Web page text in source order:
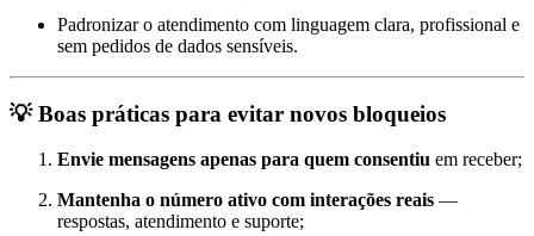
Padronizar o atendimento com linguagem clara, profissional e
sem pedidos de dados sensíveis.
💡Boas práticas para evitar novos bloqueios
Envie mensagens apenas para quem consentiu em receber;
Mantenha o número ativo com interações reais —
respostas, atendimento e suporte;